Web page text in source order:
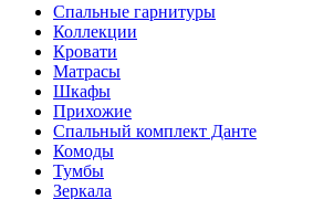
Спальные гарнитуры
Коллекции
Кровати
Матрасы
Шкафы
Прихожие
Спальный комплект Данте
Комоды
Тумбы
Зеркала